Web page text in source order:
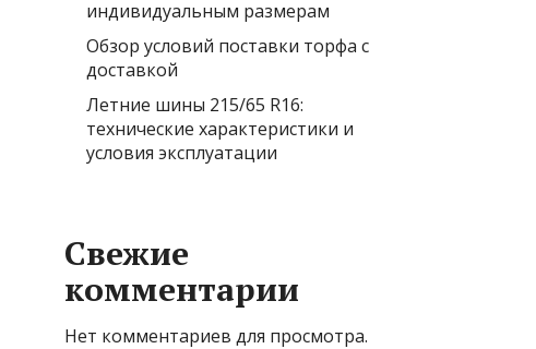
индивидуальным размерам
Обзор условий поставки торфа с
доставкой
Летние шины 215/65 R16:
технические характеристики и
условия эксплуатации
Свежие
комментарии
Нет комментариев для просмотра.